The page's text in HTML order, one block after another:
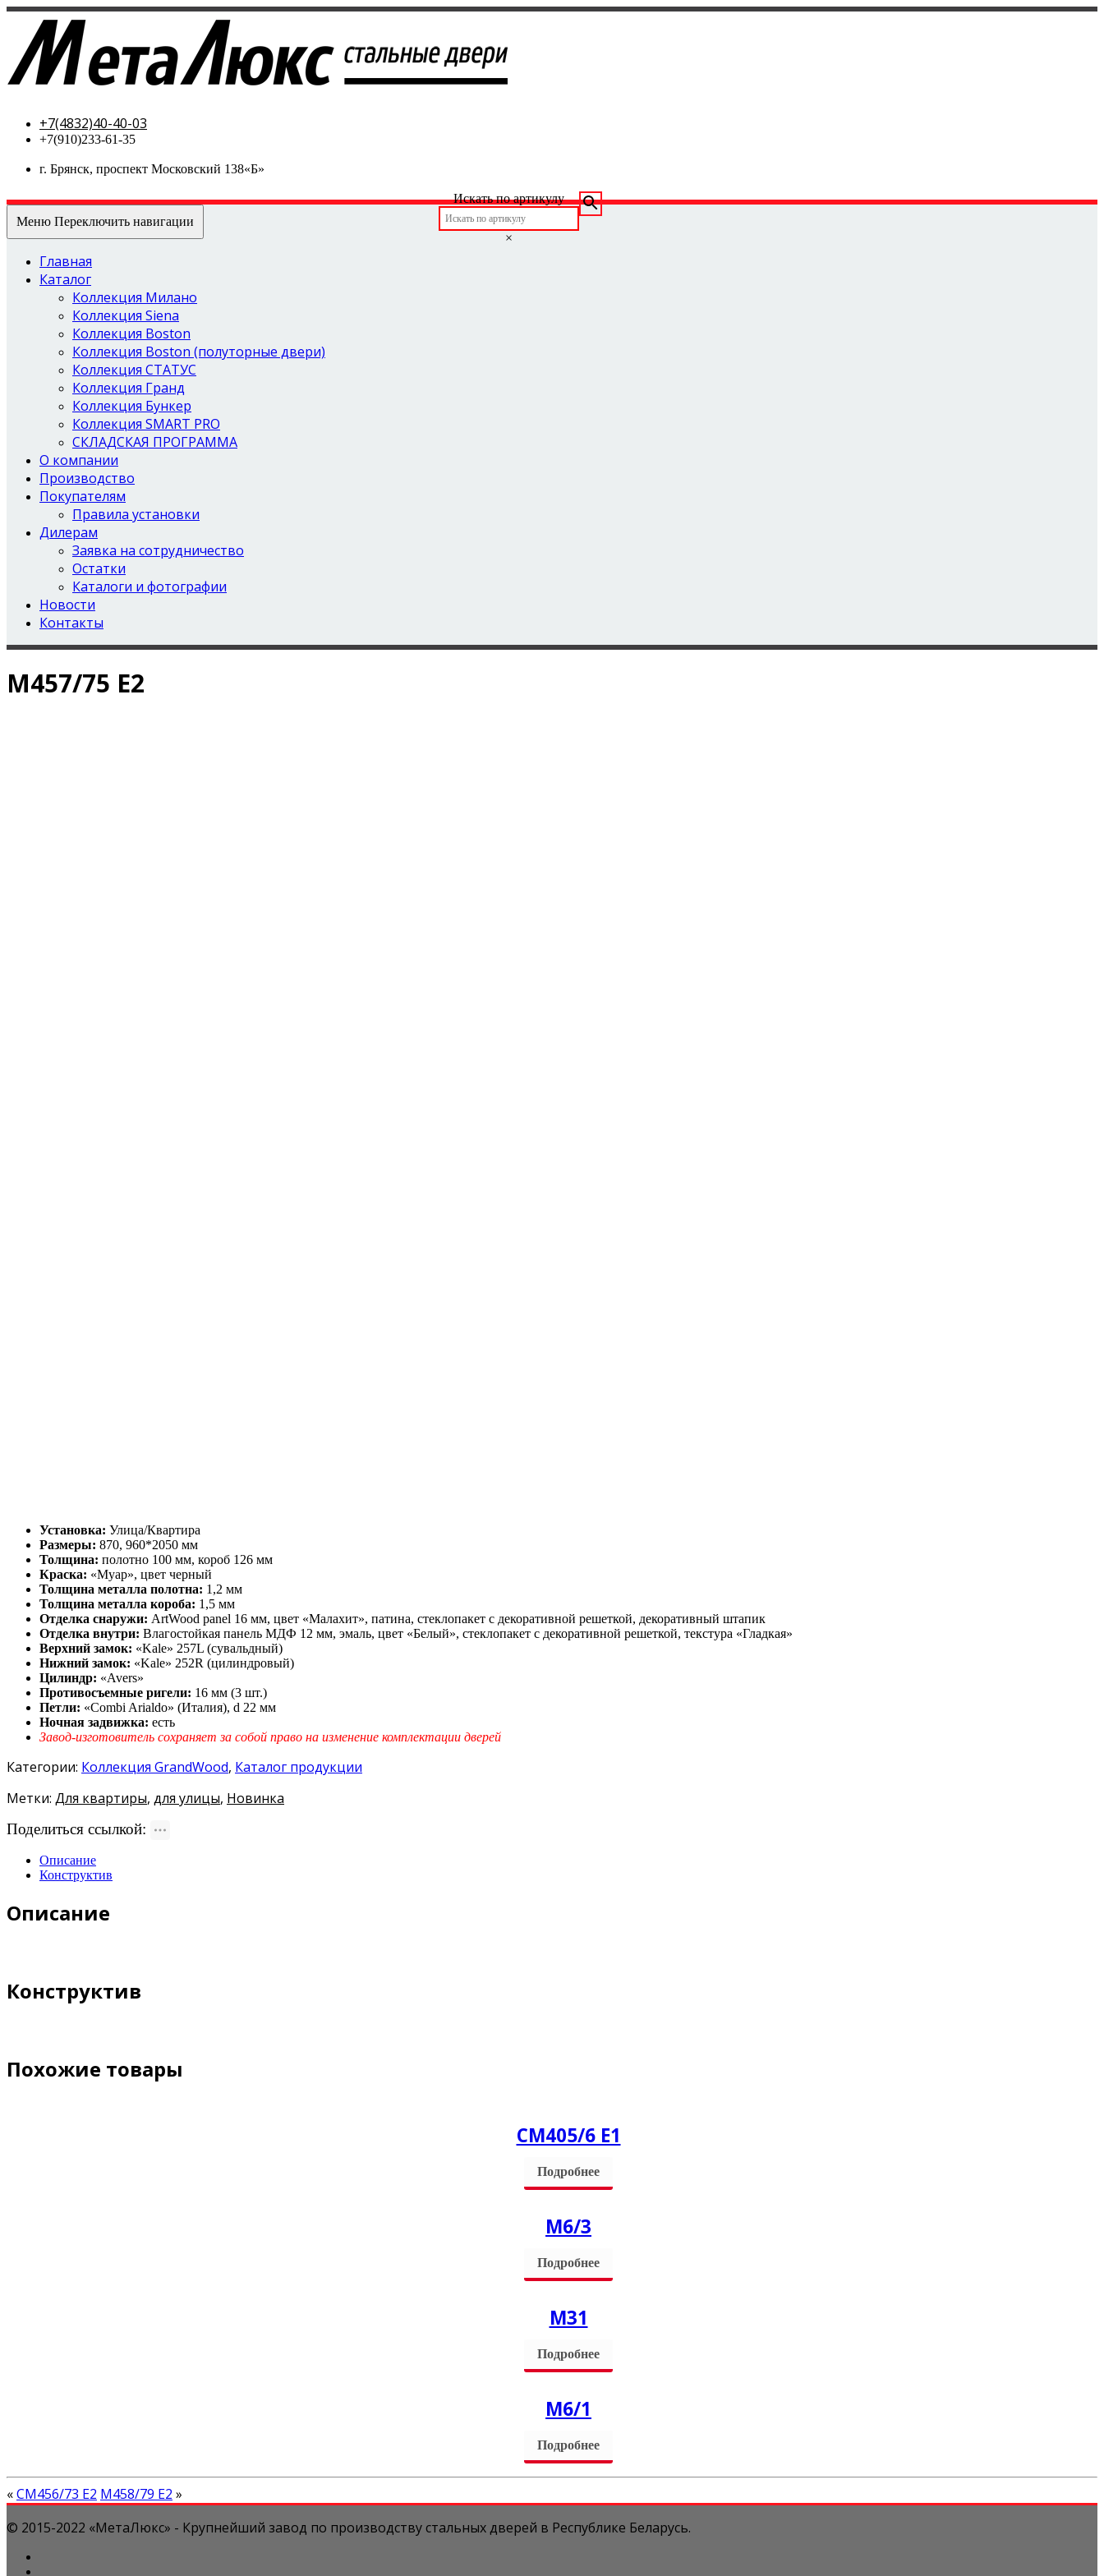
+7(4832)40-40-03
+7(910)233-61-35
г. Брянск, проспект Московский 138«Б»
Искать по артикулу
×
Меню Переключить навигации
Главная
Каталог
Коллекция Милано
Коллекция Siena
Коллекция Boston
Коллекция Boston (полуторные двери)
Коллекция СТАТУС
Коллекция Гранд
Коллекция Бункер
Коллекция SMART PRO
СКЛАДСКАЯ ПРОГРАММА
О компании
Производство
Покупателям
Правила установки
Дилерам
Заявка на сотрудничество
Остатки
Каталоги и фотографии
Новости
Контакты
М457/75 Е2
Установка: Улица/Квартира
Размеры: 870, 960*2050 мм
Толщина: полотно 100 мм, короб 126 мм
Краска: «Муар», цвет черный
Толщина металла полотна: 1,2 мм
Толщина металла короба: 1,5 мм
Отделка снаружи: ArtWood panel 16 мм, цвет «Малахит», патина, стеклопакет с декоративной решеткой, декоративный штапик
Отделка внутри: Влагостойкая панель МДФ 12 мм, эмаль, цвет «Белый», стеклопакет с декоративной решеткой, текстура «Гладкая»
Верхний замок: «Kale» 257L (сувальдный)
Нижний замок: «Kale» 252R (цилиндровый)
Цилиндр: «Avers»
Противосъемные ригели: 16 мм (3 шт.)
Петли: «Combi Arialdo» (Италия), d 22 мм
Ночная задвижка: есть
Завод-изготовитель сохраняет за собой право на изменение комплектации дверей
Категории: Коллекция GrandWood, Каталог продукции
Метки: Для квартиры, для улицы, Новинка
Поделиться ссылкой:
Описание
Конструктив
Описание
Конструктив
Похожие товары
СM405/6 Е1
Подробнее
М6/3
Подробнее
M31
Подробнее
М6/1
Подробнее
«СМ456/73 Е2 М458/79 Е2 »
© 2015-2022 «МетаЛюкс» - Крупнейший завод по производству стальных дверей в Республике Беларусь.